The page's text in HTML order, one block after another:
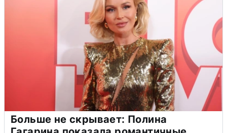
Больше не скрывает: Полина